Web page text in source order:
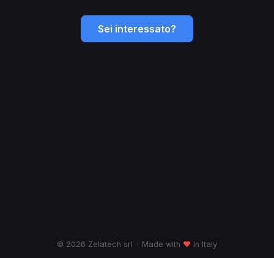
Sei interessato?
© 2026 Zelatech srl · Made with ♥ in Italy